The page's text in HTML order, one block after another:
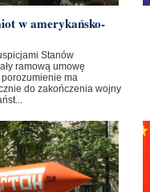
w amerykańsko-
Stanów
ramową umowę
ma
do zakończenia wojny